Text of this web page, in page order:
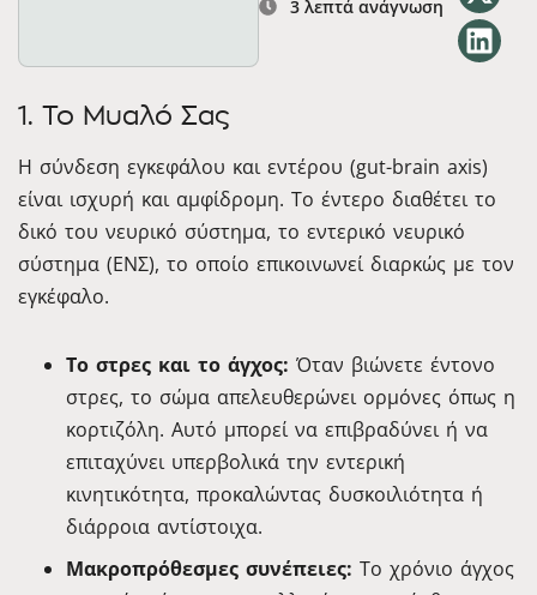
3 λεπτά ανάγνωση
1. Το Μυαλό Σας
Η σύνδεση εγκεφάλου και εντέρου (gut-brain axis)
είναι ισχυρή και αμφίδρομη. Το έντερο διαθέτει το
δικό του νευρικό σύστημα, το εντερικό νευρικό
σύστημα (ΕΝΣ), το οποίο επικοινωνεί διαρκώς με τον
εγκέφαλο.
Το στρες και το άγχος: Όταν βιώνετε έντονο
στρες, το σώμα απελευθερώνει ορμόνες όπως η
κορτιζόλη. Αυτό μπορεί να επιβραδύνει ή να
επιταχύνει υπερβολικά την εντερική
κινητικότητα, προκαλώντας δυσκοιλιότητα ή
διάρροια αντίστοιχα.
Μακροπρόθεσμες συνέπειες: Το χρόνιο άγχος